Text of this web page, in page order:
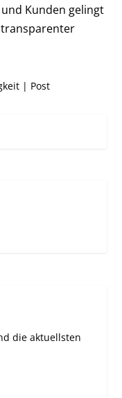
Kunden gelingt
| Post
die aktuellsten